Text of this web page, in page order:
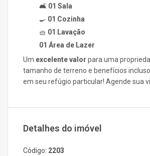
🛋️ 01 Sala
🍳 01 Cozinha
🧺 01 Lavação
01 Área de Lazer
Um excelente valor para uma
tamanho de terreno e benefícios
em seu refúgio particular! Agende sua
Detalhes do imóvel
Código: 2203